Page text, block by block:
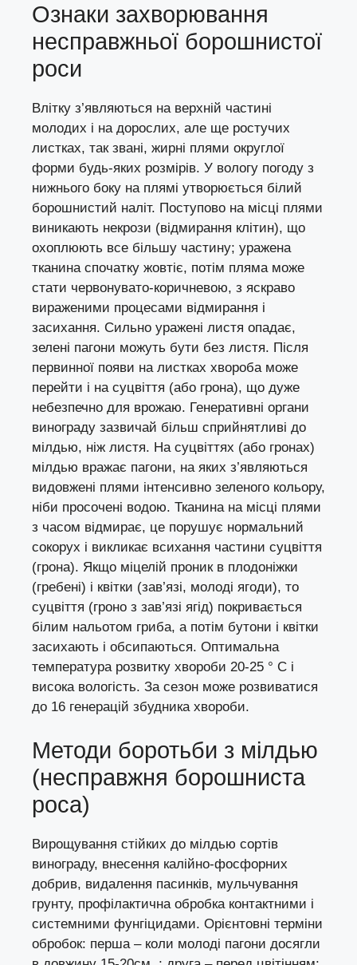
Ознаки захворювання
несправжньої борошнистої
роси
Влітку з’являються на верхній частині
молодих і на дорослих, але ще ростучих
листках, так звані, жирні плями округлої
форми будь-яких розмірів. У вологу погоду з
нижнього боку на плямі утворюється білий
борошнистий наліт. Поступово на місці плями
виникають некрози (відмирання клітин), що
охоплюють все більшу частину; уражена
тканина спочатку жовтіє, потім пляма може
стати червонувато-коричневою, з яскраво
вираженими процесами відмирання і
засихання. Сильно уражені листя опадає,
зелені пагони можуть бути без листя. Після
первинної появи на листках хвороба може
перейти і на суцвіття (або грона), що дуже
небезпечно для врожаю. Генеративні органи
винограду зазвичай більш сприйнятливі до
мілдью, ніж листя. На суцвіттях (або гронах)
мілдью вражає пагони, на яких з’являються
видовжені плями інтенсивно зеленого кольору,
ніби просочені водою. Тканина на місці плями
з часом відмирає, це порушує нормальний
сокорух і викликає всихання частини суцвіття
(грона). Якщо міцелій проник в плодоніжки
(гребені) і квітки (зав’язі, молоді ягоди), то
суцвіття (гроно з зав’язі ягід) покривається
білим нальотом гриба, а потім бутони і квітки
засихають і обсипаються. Оптимальна
температура розвитку хвороби 20-25 ° С і
висока вологість. За сезон може розвиватися
до 16 генерацій збудника хвороби.
Методи боротьби з мілдью
(несправжня борошниста
роса)
Вирощування стійких до мілдью сортів
винограду, внесення калійно-фосфорних
добрив, видалення пасинків, мульчування
грунту, профілактична обробка контактними і
системними фунгіцидами. Орієнтовні терміни
обробок: перша – коли молоді пагони досягли